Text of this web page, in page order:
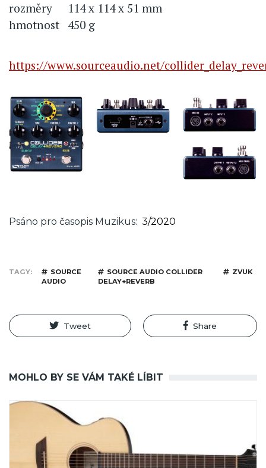
rozměry
114 x 114 x 51 mm
hmotnost 450 g
https://www.sourceaudio.net/
Psáno pro časopis Muzikus 3/2020
TAGY
SOURCE
AUDIO
SOURCE AUDIO COLLIDER
DELAY+REVERB
ZVUK
Tweet Share
MOHLO BY SE VÁM TAKÉ LÍBIT